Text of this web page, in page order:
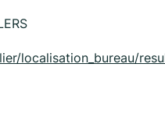
localisation_bureau/